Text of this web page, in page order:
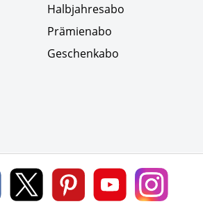
Halbjahresabo
Prämienabo
Geschenkabo
Lorenz
Leserservice
Lorenz
Leserservice
Lorenz
Leserservice
Lorenz
Leserservice
Lorenz